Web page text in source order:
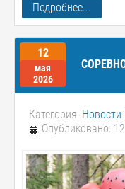
Подробнее...
12
мая
2026
Категория:
Опубликовано: